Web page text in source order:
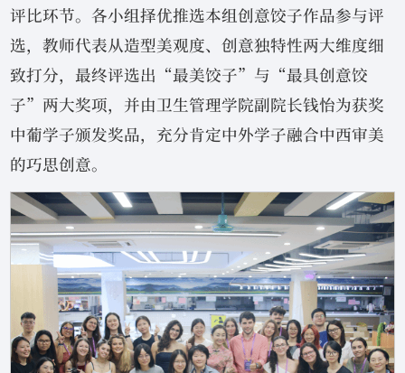
评比环节。各小组择优推选本组创意饺子作品参与评
选，教师代表从造型美观度、创意独特性两大维度细
致打分，最终评选出“最美饺子”与“最具创意饺
子”两大奖项，并由卫生管理学院副院长钱怡为获奖
中葡学子颁发奖品，充分肯定中外学子融合中西审美
的巧思创意。